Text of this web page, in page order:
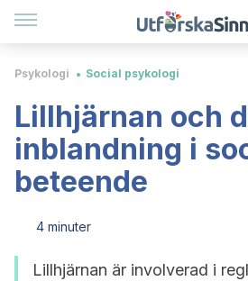
Psykologi Social psykologi
Lillhjärnan och
inblandning i
beteende
4 minuter
Lillhjärnan är involverad i